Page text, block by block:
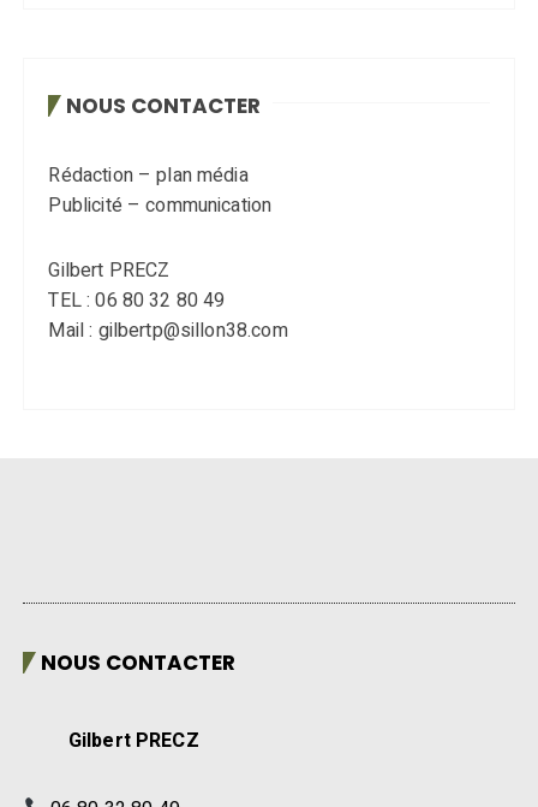
NOUS CONTACTER
Rédaction – plan média
Publicité – communication
Gilbert PRECZ
TEL : 06 80 32 80 49
Mail : gilbertp@sillon38.com
NOUS CONTACTER
Gilbert PRECZ